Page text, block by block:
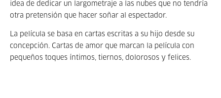
idea de dedicar un largometraje a las nubes que no tendría
otra pretensión que hacer soñar al espectador.
La película se basa en cartas escritas a su hijo desde su
concepción. Cartas de amor que marcan la película con
pequeños toques íntimos, tiernos, dolorosos y felices.